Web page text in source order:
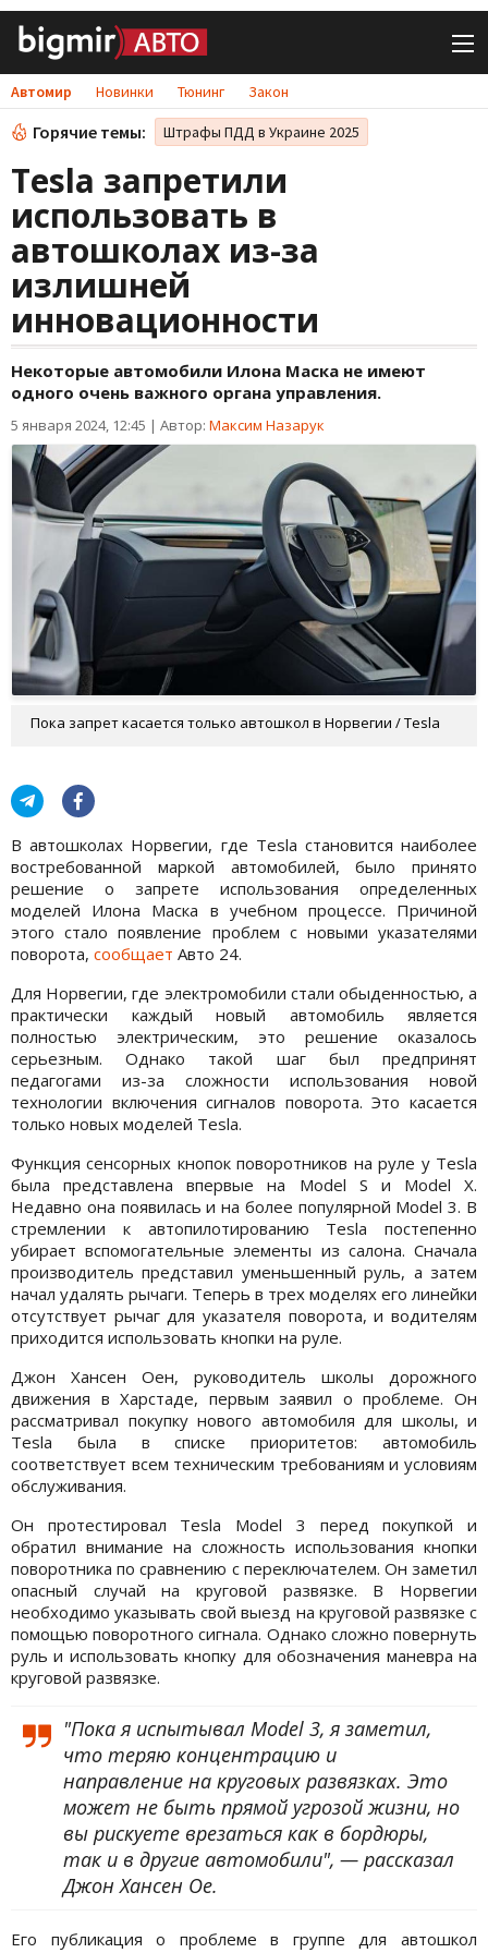
Автомир Новинки Тюнинг Закон
Горячие темы: Штрафы ПДД в Украине 2025
Tesla запретили
использовать в
автошколах из-за
излишней
инновационности
Некоторые автомобили Илона Маска не имеют
одного очень важного органа управления.
5 января 2024, 12:45 | Автор: Максим Назарук
Пока запрет касается только автошкол в Норвегии / Tesla
В автошколах Норвегии, где Tesla становится наиболее
востребованной маркой автомобилей, было принято
решение о запрете использования определенных
моделей Илона Маска в учебном процессе. Причиной
этого стало появление проблем с новыми указателями
поворота, сообщает Авто 24.
Для Норвегии, где электромобили стали обыденностью, а
практически каждый новый автомобиль является
полностью электрическим, это решение оказалось
серьезным. Однако такой шаг был предпринят
педагогами из-за сложности использования новой
технологии включения сигналов поворота. Это касается
только новых моделей Tesla.
Функция сенсорных кнопок поворотников на руле у Tesla
была представлена впервые на Model S и Model X.
Недавно она появилась и на более популярной Model 3. В
стремлении к автопилотированию Tesla постепенно
убирает вспомогательные элементы из салона. Сначала
производитель представил уменьшенный руль, а затем
начал удалять рычаги. Теперь в трех моделях его линейки
отсутствует рычаг для указателя поворота, и водителям
приходится использовать кнопки на руле.
Джон Хансен Оен, руководитель школы дорожного
движения в Харстаде, первым заявил о проблеме. Он
рассматривал покупку нового автомобиля для школы, и
Tesla была в списке приоритетов: автомобиль
соответствует всем техническим требованиям и условиям
обслуживания.
Он протестировал Tesla Model 3 перед покупкой и
обратил внимание на сложность использования кнопки
поворотника по сравнению с переключателем. Он заметил
опасный случай на круговой развязке. В Норвегии
необходимо указывать свой выезд на круговой развязке с
помощью поворотного сигнала. Однако сложно повернуть
руль и использовать кнопку для обозначения маневра на
круговой развязке.
"Пока я испытывал Model 3, я заметил,
что теряю концентрацию и
направление на круговых развязках. Это
может не быть прямой угрозой жизни, но
вы рискуете врезаться как в бордюры,
так и в другие автомобили", — рассказал
Джон Хансен Ое.
Его публикация о проблеме в группе для автошкол